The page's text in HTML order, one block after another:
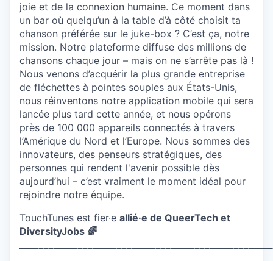
joie et de la connexion humaine. Ce moment dans
un bar où quelqu’un à la table d’à côté choisit ta
chanson préférée sur le juke-box ? C’est ça, notre
mission. Notre plateforme diffuse des millions de
chansons chaque jour – mais on ne s’arrête pas là !
Nous venons d’acquérir la plus grande entreprise
de fléchettes à pointes souples aux États-Unis,
nous réinventons notre application mobile qui sera
lancée plus tard cette année, et nous opérons
près de 100 000 appareils connectés à travers
l’Amérique du Nord et l’Europe. Nous sommes des
innovateurs, des penseurs stratégiques, des
personnes qui rendent l'avenir possible dès
aujourd’hui – c’est vraiment le moment idéal pour
rejoindre notre équipe.
TouchTunes est fier·e allié·e de QueerTech et
DiversityJobs 🌈